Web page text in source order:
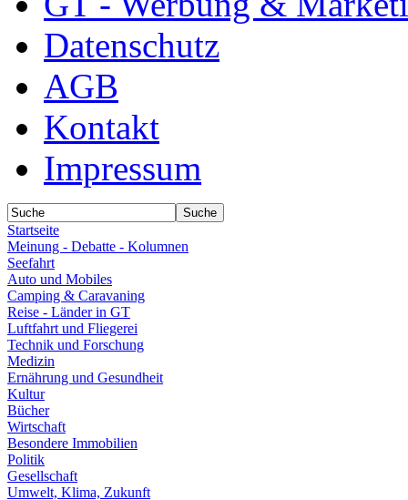
Datenschutz
AGB
Kontakt
Impressum
Startseite
Meinung - Debatte - Kolumnen
Seefahrt
Auto und Mobiles
Camping & Caravaning
Reise - Länder in GT
Luftfahrt und Fliegerei
Technik und Forschung
Medizin
Ernährung und Gesundheit
Kultur
Bücher
Wirtschaft
Besondere Immobilien
Politik
Gesellschaft
Umwelt, Klima, Zukunft